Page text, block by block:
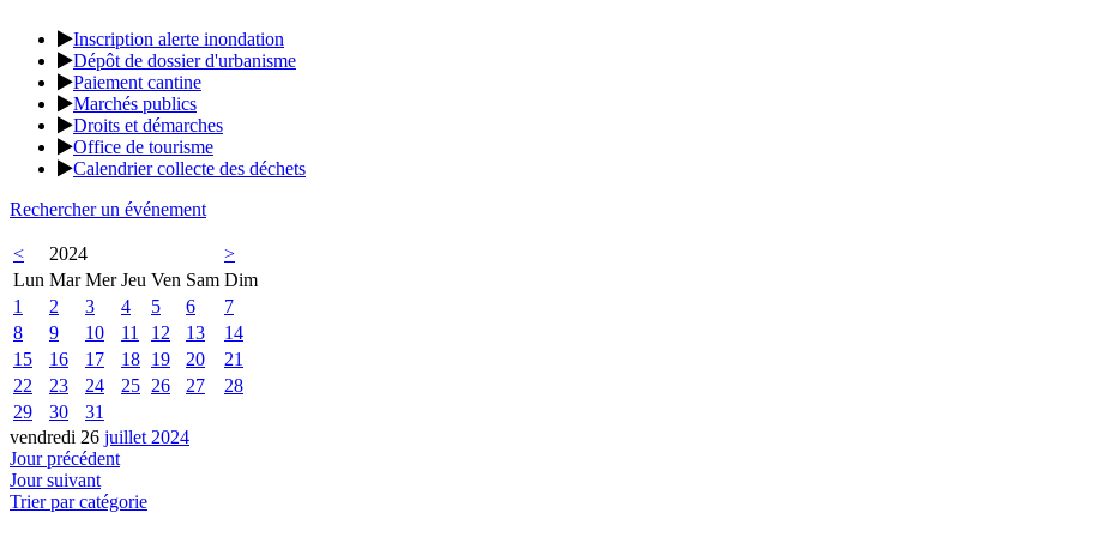
Inscription alerte inondation
Dépôt de dossier d'urbanisme
Paiement cantine
Marchés publics
Droits et démarches
Office de tourisme
Calendrier collecte des déchets
Rechercher un événement
< 2024
>
Lun Mar Mer Jeu Ven Sam Dim
1
2 3 4 5 6
7
8
9 10 11 12 13
14
15
16 17 18 19 20
21
22
23 24 25 26 27
28
29
30
31
vendredi 26 juillet 2024
Jour précédent
Jour suivant
Trier par catégorie